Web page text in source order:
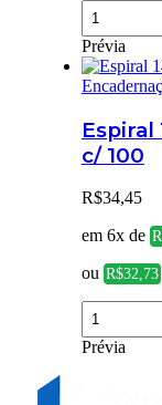
Prévia
Espiral
c/ 100
R$34,45
em 6x de
ou R$32,73
Prévia